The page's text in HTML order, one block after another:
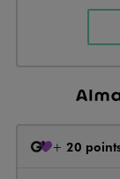
+ 20